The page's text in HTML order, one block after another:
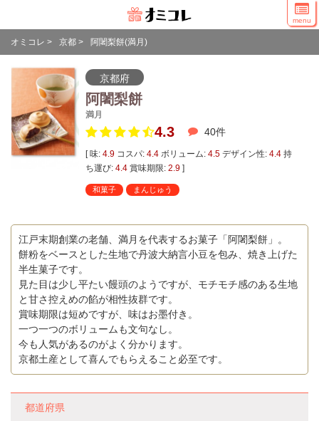
menu
オミコレ > 京都 > 阿闍梨餅(満月)
京都府
阿闍梨餅
満月
4.3 40件
[ 味: 4.9コスパ: 4.4ボリューム: 4.5デザイン性: 4.4持
ち運び: 4.4賞味期限: 2.9]
和菓子 まんじゅう
江戸末期創業の老舗、満月を代表するお菓子「阿闍梨餅」。
餅粉をベースとした生地で丹波大納言小豆を包み、焼き上げた
半生菓子です。
見た目は少し平たい饅頭のようですが、モチモチ感のある生地
と甘さ控えめの餡が相性抜群です。
賞味期限は短めですが、味はお墨付き。
一つ一つのボリュームも文句なし。
今も人気があるのがよく分かります。
京都土産として喜んでもらえること必至です。
都道府県